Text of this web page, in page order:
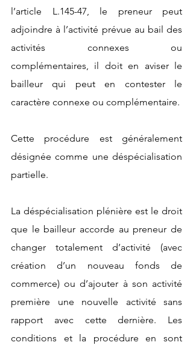
l’article L.145-47, le preneur peut
adjoindre à l’activité prévue au bail des
activités connexes ou
complémentaires, il doit en aviser le
bailleur qui peut en contester le
caractère connexe ou complémentaire.
Cette procédure est généralement
désignée comme une déspécialisation
partielle.
La déspécialisation plénière est le droit
que le bailleur accorde au preneur de
changer totalement d’activité (avec
création d’un nouveau fonds de
commerce) ou d’ajouter à son activité
première une nouvelle activité sans
rapport avec cette dernière. Les
conditions et la procédure en sont